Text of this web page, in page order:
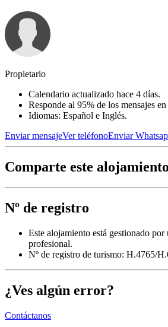
Propietario
Calendario actualizado hace 4 días.
Responde al 95% de los mensajes
Idiomas: Español e Inglés.
Enviar mensajeVer teléfonoEnviar
Comparte este alojamiento
Nº de registro
Este alojamiento está gestionado por
profesional.
Nº de registro de turismo: H.4765/
¿Ves algún error?
Contáctanos